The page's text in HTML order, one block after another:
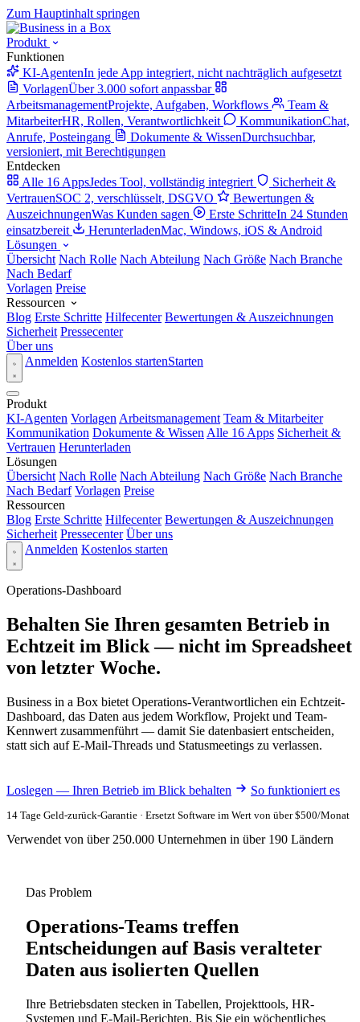
Zum Hauptinhalt springen
Produkt
Funktionen
KI-AgentenIn jede App integriert, nicht nachträglich aufgesetzt
VorlagenÜber 3.000 sofort anpassbar
ArbeitsmanagementProjekte, Aufgaben, Workflows
Team &
MitarbeiterHR, Rollen, Verantwortlichkeit KommunikationChat,
Anrufe, Posteingang
Dokumente & WissenDurchsuchbar,
versioniert, mit Berechtigungen
Entdecken
Alle 16 AppsJedes Tool, vollständig integriert
Sicherheit &
VertrauenSOC 2, verschlüsselt, DSGVO
Bewertungen &
AuszeichnungenWas Kunden sagen Erste SchritteIn 24 Stunden
einsatzbereit
HerunterladenMac, Windows, iOS & Android
Lösungen
Übersicht Nach Rolle Nach Abteilung Nach Größe Nach Branche
Nach Bedarf
Vorlagen Preise
Ressourcen
Blog Erste Schritte Hilfecenter Bewertungen & Auszeichnungen
Sicherheit Pressecenter
Über uns
Anmelden Kostenlos startenStarten
Produkt
KI-Agenten Vorlagen Arbeitsmanagement Team & Mitarbeiter
Kommunikation Dokumente & Wissen Alle 16 Apps Sicherheit &
Vertrauen Herunterladen
Lösungen
Übersicht Nach Rolle Nach Abteilung Nach Größe Nach Branche
Nach Bedarf Vorlagen Preise
Ressourcen
Blog Erste Schritte Hilfecenter Bewertungen & Auszeichnungen
Sicherheit Pressecenter Über uns
Anmelden Kostenlos starten
Operations-Dashboard
Behalten Sie Ihren gesamten Betrieb in
Echtzeit im Blick — nicht im Spreadsheet
von letzter Woche.
Business in a Box bietet Operations-Verantwortlichen ein Echtzeit-
Dashboard, das Daten aus jedem Workflow, Projekt und Team-
Kennwert zusammenführt — damit Sie datenbasiert entscheiden,
statt sich auf E-Mail-Threads und Statusmeetings zu verlassen.
Loslegen — Ihren Betrieb im Blick behalten So funktioniert es
14 Tage Geld-zurück-Garantie · Ersetzt Software im Wert von über $500/Monat
Verwendet von über 250.000 Unternehmen in über 190 Ländern
Das Problem
Operations-Teams treffen
Entscheidungen auf Basis veralteter
Daten aus isolierten Quellen
Ihre Betriebsdaten stecken in Tabellen, Projekttools, HR-
Systemen und E-Mail-Berichten. Bis Sie ein wöchentliches